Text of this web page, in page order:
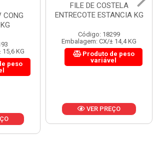
CONG
KG
peso
FILE DE COSTELA
ENTRECOTE ESTANCIA KG
Código: 18299
Embalagem: CX/± 14,4 KG
Produto de peso
variável
VER PREÇO